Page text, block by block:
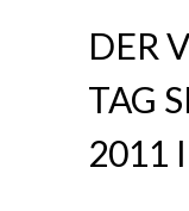
DER
TAG
2011